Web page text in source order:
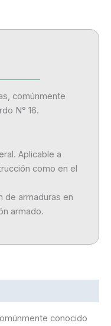
comúnmente
N° 16.
Aplicable a
como en el
de armaduras en
armado.
conocido